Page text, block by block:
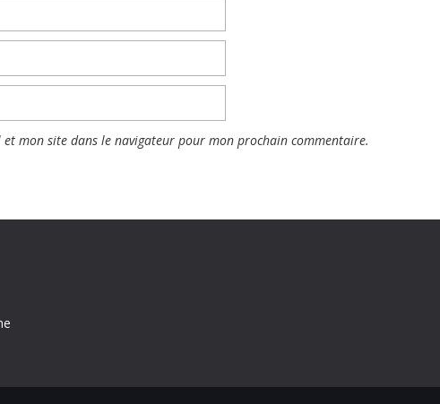
mon site dans le navigateur pour mon prochain commentaire.